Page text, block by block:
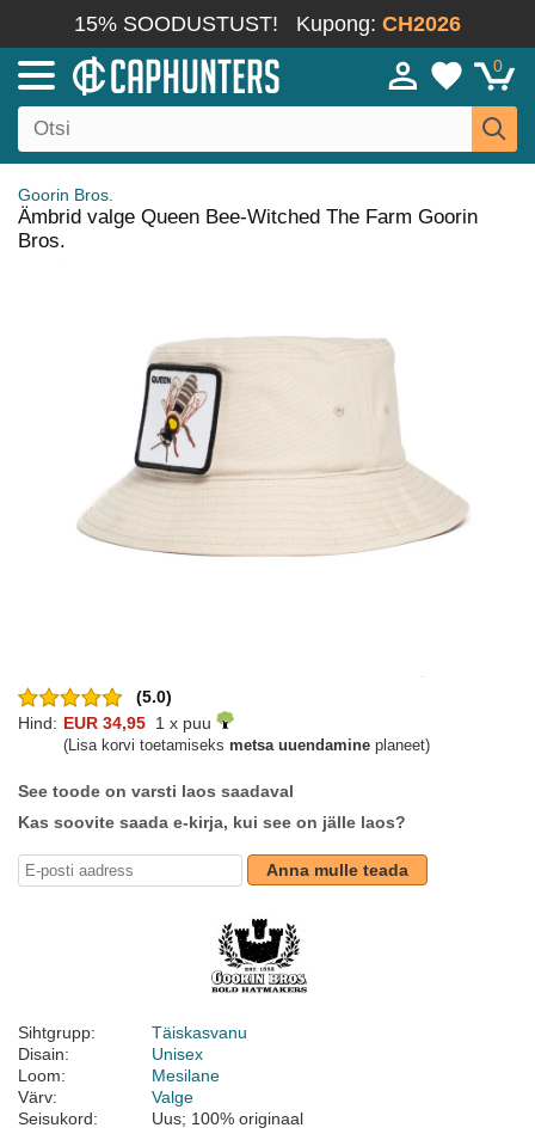
15% SOODUSTUST! Kupong: CH2026
0
Goorin Bros.
Ämbrid valge Queen Bee-Witched The Farm Goorin
Bros.
(5.0)
Hind: EUR 34,95 1 x puu
(Lisa korvi toetamiseks metsa uuendamine planeet)
See toode on varsti laos saadaval
Kas soovite saada e-kirja, kui see on jälle laos?
Anna mulle teada
Sihtgrupp:
Täiskasvanu
Disain:
Unisex
Loom:
Mesilane
Värv:
Valge
Seisukord:
Uus; 100% originaal